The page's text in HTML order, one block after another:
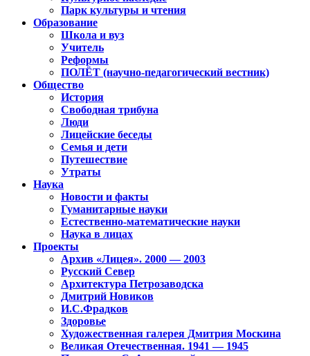
Парк культуры и чтения
Образование
Школа и вуз
Учитель
Реформы
ПОЛЁТ (научно-педагогический вестник)
Общество
История
Свободная трибуна
Люди
Лицейские беседы
Семья и дети
Путешествие
Утраты
Наука
Новости и факты
Гуманитарные науки
Естественно-математические науки
Наука в лицах
Проекты
Архив «Лицея». 2000 — 2003
Русский Север
Архитектура Петрозаводска
Дмитрий Новиков
И.С.Фрадков
Здоровье
Художественная галерея Дмитрия Москина
Великая Отечественная. 1941 — 1945